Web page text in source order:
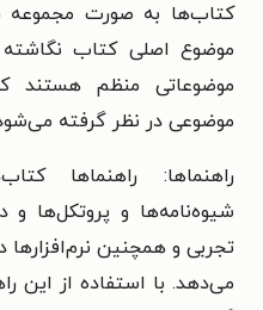
کتاب‌ها به صورت مجموعه
موضوع اصلی کتاب
موضوعاتی منظم هستند
موضوعی در نظر گرفته
راهنماها: راهنماها
شیوه‌نامه‌ها و پروتکل‌ها و
تجربی و همچنین نرم‌افزارها
می‌دهد. با استفاده از این